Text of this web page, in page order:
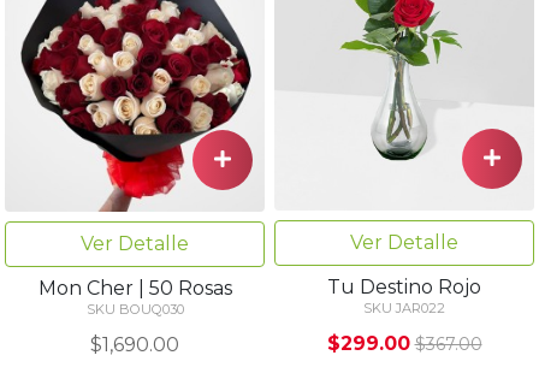
Ver Detalle
Mon Cher | 50 Rosas
SKU BOUQ030
$1,690.00
Ver Detalle
Tu Destino Rojo
SKU JAR022
$299.00 $367.00